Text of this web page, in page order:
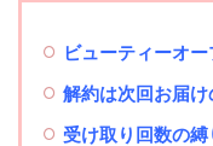
ビューティーオ
解約は次回お届け
受け取り回数の縛